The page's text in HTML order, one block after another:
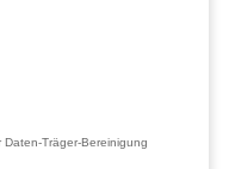
Träger-Bereinigung